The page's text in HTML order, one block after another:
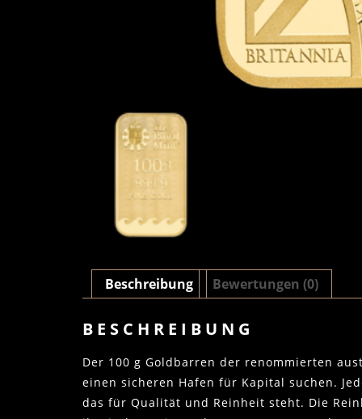
Beschreibung Bewertungen (0)
BESCHREIBUNG
Der 100 g Goldbarren der renommierten
einen sicheren Hafen für Kapital suchen.
das für Qualität und Reinheit steht. Die